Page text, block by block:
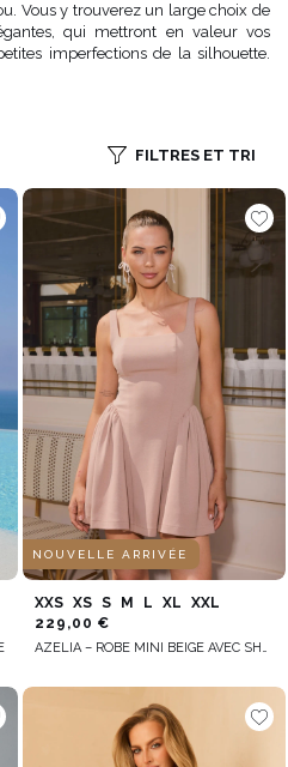
Vous y trouverez un large choix de
qui mettront en valeur vos
imperfections de la silhouette.
FILTRES ET TRI
NOUVELLE ARRIVÉE
XXS XS S M L XL
XXL
229,00 €
AZELIA – ROBE MINI BEIGE AVEC SHORT INTÉGRÉ